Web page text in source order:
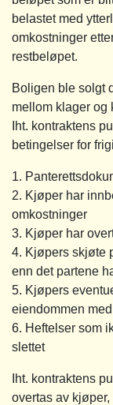
belastet med
omkostninger
restbeløpet.
Boligen ble solgt
mellom klager og
Iht. kontraktens
betingelser for
1.
2. Kjøper har
omkostninger
3. Kjøper har
4. Kjøpers skjøte
enn det partene
5. Kjøpers
eiendommen
6. Heftelser som
slettet
Iht. kontraktens
overtas av